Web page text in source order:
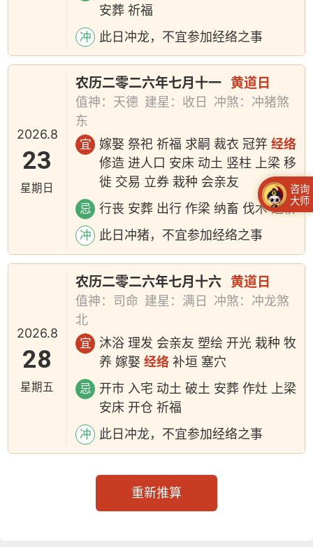
安葬 祈福
冲 此日冲龙，不宜参加经络之事
2026.8
23
星期日
农历二零二六年七月十一 黄道日
值神：天德 建星：收日
冲煞：冲猪煞
东
宜 嫁娶 祭祀 祈福 求嗣 裁衣 冠笄经络
修造 进人口 安床 动土 竖柱 上梁 移
徙 交易 立券 栽种 会亲友
忌 行丧 安葬 出行 作梁 纳畜 伐木 造桥
冲 此日冲猪，不宜参加经络之事
2026.8
28
星期五
农历二零二六年七月十六 黄道日
值神：司命 建星：满日
冲煞：冲龙煞
北
宜
沐浴 理发 会亲友 塑绘 开光 栽种 牧
养 嫁娶经络 补垣 塞穴
忌
开市 入宅 动土 破土 安葬 作灶 上梁
安床 开仓 祈福
冲 此日冲龙，不宜参加经络之事
重新推算
咨询
大师